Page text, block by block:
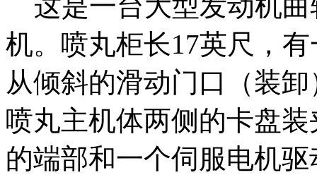
这是一台大型发动机曲
机。喷丸柜长17英尺，
从倾斜的滑动门口（装
喷丸主机体两侧的卡盘
的端部和一个伺服电机